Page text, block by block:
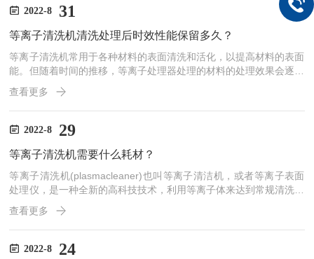
用。匀胶机的产品特点：1、电机励磁和电枢分开供电。励磁用12伏
直流稳压电源供电，电枢用运放控制IRF830调速，它比可控硅调速
*，故其转速在500—8000转/分范围内非常稳定。2...
2022-8 31
等离子清洗机清洗处理后时效性能保留多久？
等离子清洗机常用于各种材料的表面清洗和活化，以提高材料的表面
能。但随着时间的推移，等离子处理器处理的材料的处理效果会逐渐
降低，直至停止工作。那么等离子清洗处理的时效性能保持多久？事
实上，等离子清洗机的时效性非常复杂，主要是由于材料表面的动态
重组。它受处理气体种类、处理参数、化学成分、被处理材料的晶体
结构和被处理材料的储存环境等因素的影响。1、用等离子清洗装置
基团并不稳定。随着分子链的自由旋转或运动，活性基团逐渐转向
相...
查看更多
2022-8 29
等离子清洗机需要什么耗材？
等离子清洗机(plasmacleaner)也叫等离子清洁机，或者等离子表面
处理仪，是一种全新的高科技技术，利用等离子体来达到常规清洗方
法无法达到的效果。等离子体是物质的一种状态，也叫做物质的第四
态，并不属于常见的固液气三态。对气体施加足够的能量使之离化便
成为等离子状态。等离子体的“活性”组分包括：离子、电子、原子、
活性基团、激发态的核素(亚稳态)、光子等。等离子清洁机就是通过
查看更多
2022-8 24